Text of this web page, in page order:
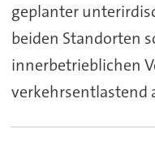
geplanter
beiden Standorten
innerbetrieblichen
verkehrsentlastend